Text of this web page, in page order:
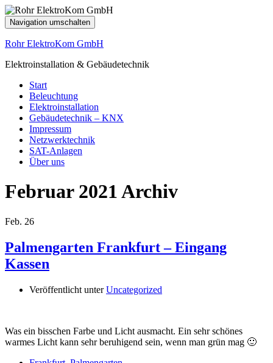
Navigation umschalten
Rohr ElektroKom GmbH
Elektroinstallation & Gebäudetechnik
Start
Beleuchtung
Elektroinstallation
Gebäudetechnik – KNX
Impressum
Netzwerktechnik
SAT-Anlagen
Über uns
Februar 2021Archiv
Feb. 26
Palmengarten Frankfurt – Eingang
Kassen
Veröffentlicht unterUncategorized
Was ein bisschen Farbe und Licht ausmacht. Ein sehr schönes
warmes Licht kann sehr beruhigend sein, wenn man grün mag 🙂